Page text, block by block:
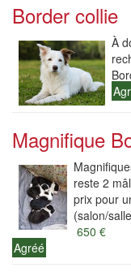
Border collie
À
Magnifique
reste 2
prix pour
(salon/
650 €
Agréé